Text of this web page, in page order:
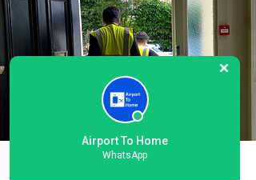
Airport To Home
WhatsApp